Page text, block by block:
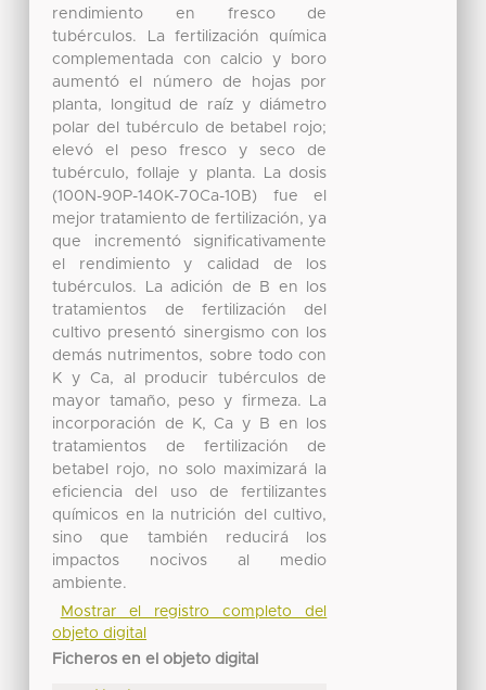
rendimiento en fresco de
tubérculos. La fertilización química
complementada con calcio y boro
aumentó el número de hojas por
planta, longitud de raíz y diámetro
polar del tubérculo de betabel rojo;
elevó el peso fresco y seco de
tubérculo, follaje y planta. La dosis
(100N-90P-140K-70Ca-10B) fue el
mejor tratamiento de fertilización, ya
que incrementó significativamente
el rendimiento y calidad de los
tubérculos. La adición de B en los
tratamientos de fertilización del
cultivo presentó sinergismo con los
demás nutrimentos, sobre todo con
K y Ca, al producir tubérculos de
mayor tamaño, peso y firmeza. La
incorporación de K, Ca y B en los
tratamientos de fertilización de
betabel rojo, no solo maximizará la
eficiencia del uso de fertilizantes
químicos en la nutrición del cultivo,
sino que también reducirá los
impactos nocivos al medio
ambiente.
Mostrar el registro completo del
objeto digital
Ficheros en el objeto digital